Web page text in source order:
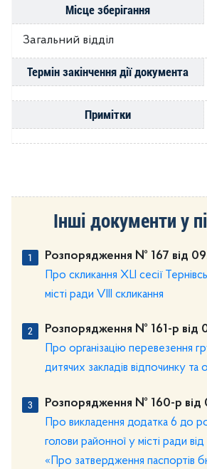
Місце зберігання
Загальний відділ
Термін закінчення дії документа
Примітки
Інші документи у
Розпорядження № 167 від
Про скликання XLI сесії
місті ради VIII скликання
Розпорядження № 161-р від
Про організацію перевезення
дитячих закладів відпочинку та
Розпорядження № 160-р від
Про викладення додатка 6 до
голови районної у місті ради
«Про затвердження паспортів